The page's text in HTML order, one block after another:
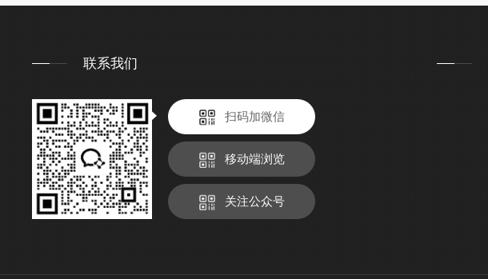
联系我们
扫码加微信
移动端浏览
关注公众号